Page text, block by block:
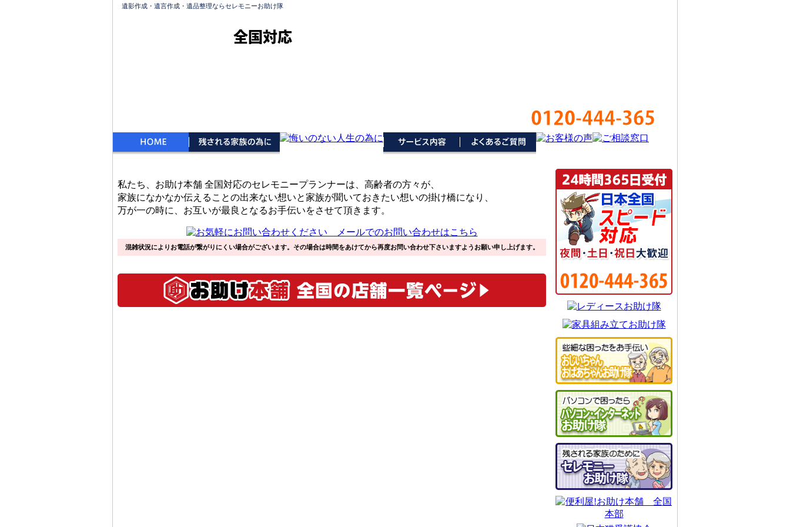
遺影作成・遺言作成・遺品整理ならセレモニーお助け隊
全国対応
0120-444-365
私たち、お助け本舗 全国対応のセレモニープランナーは、高齢者の方々が、
家族になかなか伝えることの出来ない想いと家族が聞いておきたい想いの掛け橋になり、
万が一の時に、お互いが最良となるお手伝いをさせて頂きます。
混雑状況によりお電話が繋がりにくい場合がございます。その場合は時間をあけてから再度お問い合わせ下さいますようお願い申し上げます。